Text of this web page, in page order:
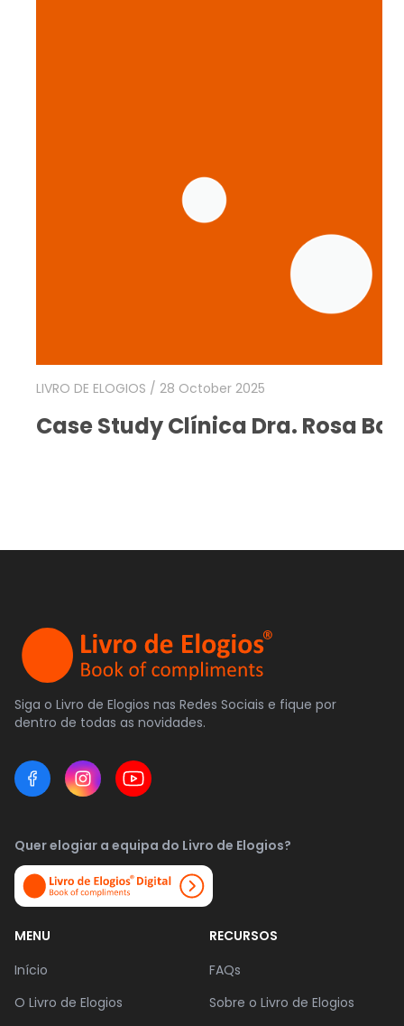
LIVRO DE ELOGIOS / 28 October 2025
Case Study Clínica Dra. Rosa
Siga o Livro de Elogios nas Redes Sociais e fique por
dentro de todas as novidades.
Quer elogiar a equipa do Livro de Elogios?
MENU
Início
O Livro de Elogios
RECURSOS
FAQs
Sobre o Livro de Elogios